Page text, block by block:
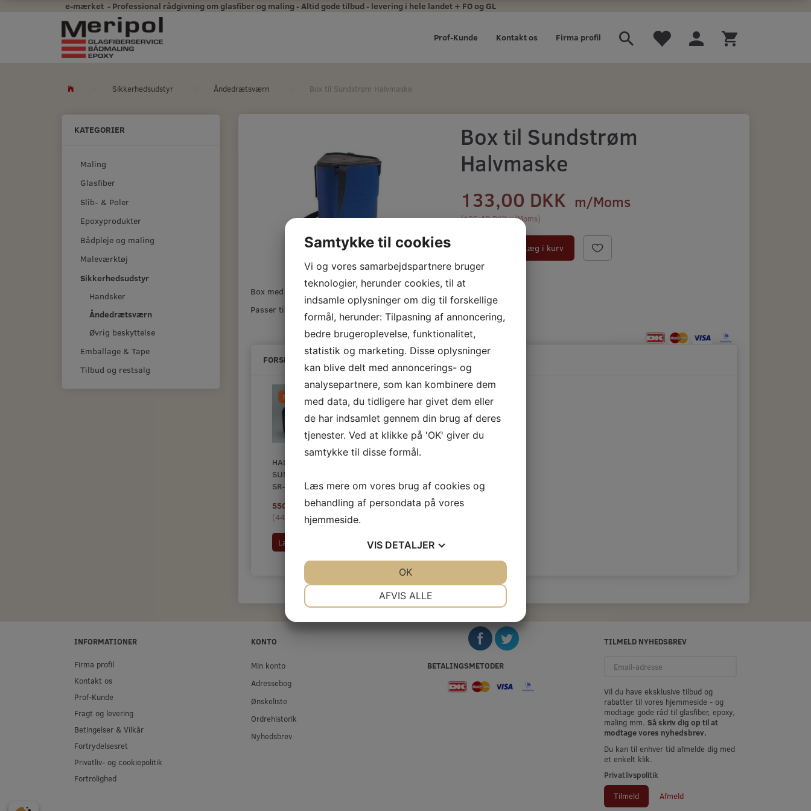
e-mærket - Professional rådgivning om glasfiber og maling - Altid gode tilbud - levering i hele landet + FO og GL
Firma profil
Kontakt os
Prof-Kunde
Sikkerhedsudstyr Åndedrætsværn Box til Sundstrøm Halvmaske
KATEGORIER
Maling
Glasfiber
Slib- & Poler
Epoxyprodukter
Bådpleje og maling
Maleværktøj
Sikkerhedsudstyr
Handsker
Åndedrætsværn
Øvrig beskyttelse
Emballage & Tape
Tilbud og restsalg
Box med rem til Sundstrøm halvmaske.
Passer til SR100 halvmaske
Box til Sundstrøm
Halvmaske
133,00 DKK m/Moms
(106,40 DKKu/Moms)
Læg i kurv
FORSLAG TIL DIG
Populær
HALVMASKE
SUNDSTRØM
SR-100
550,00 DKKm/Moms
(440,00 DKKu/Moms)
Læg i kurv
INFORMATIONER
Firma profil
Kontakt os
Prof-Kunde
Fragt og levering
Betingelser & Vilkår
Fortrydelsesret
Privatliv- og cookiepolitik
Fortrolighed
KONTO
Min konto
Adressebog
Ønskeliste
Ordrehistorik
Nyhedsbrev
BETALINGSMETODER
TILMELD NYHEDSBREV
adresse
Vil du have eksklusive tilbud og
rabatter til vores hjemmeside - og
modtage gode råd til glasfiber, epoxy,
maling mm. Så skriv dig op til at
modtage vores nyhedsbrev.
Du kan til enhver tid afmelde dig med
et enkelt klik.
Privatlivspolitik
Tilmeld Afmeld
Samtykke til cookies
Vi og vores samarbejdspartnere bruger
teknologier, herunder cookies, til at
indsamle oplysninger om dig til forskellige
formål, herunder: Tilpasning af annoncering,
bedre brugeroplevelse, funktionalitet,
statistik og marketing. Disse oplysninger
kan blive delt med annoncerings- og
analysepartnere, som kan kombinere dem
med data, du tidligere har givet dem eller
de har indsamlet gennem din brug af deres
tjenester. Ved at klikke på 'OK' giver du
samtykke til disse formål.
Læs mere om vores brug af cookies og
behandling af persondata på vores
hjemmeside.
VIS DETALJER
STATISTIK
AFVIS ALLE
OK